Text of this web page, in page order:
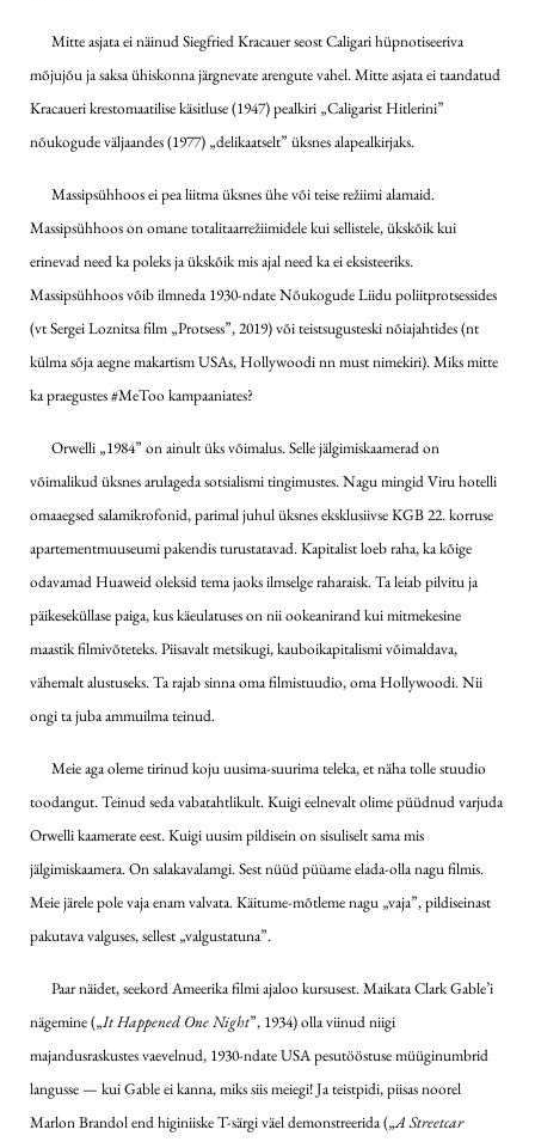
Mitte asjata ei näinud Siegfried Kracauer seost Caligari hüpnotiseeriva
mõjujõu ja saksa ühiskonna järgnevate arengute vahel. Mitte asjata ei taandatud
Kracaueri krestomaatilise käsitluse (1947) pealkiri „Caligarist Hitlerini”
nõukogude väljaandes (1977) „delikaatselt” üksnes alapealkirjaks.
Massipsühhoos ei pea liitma üksnes ühe või teise režiimi alamaid.
Massipsühhoos on omane totalitaarrežiimidele kui sellistele, ükskõik kui
erinevad need ka poleks ja ükskõik mis ajal need ka ei eksisteeriks.
Massipsühhoos võib ilmneda 1930-ndate Nõukogude Liidu poliitprotsessides
(vt Sergei Loznitsa film „Protsess”, 2019) või teistsugusteski nõiajahtides (nt
külma sõja aegne makartism USAs, Hollywoodi nn must nimekiri). Miks mitte
ka praegustes #MeToo kampaaniates?
Orwelli „1984” on ainult üks võimalus. Selle jälgimiskaamerad on
võimalikud üksnes arulageda sotsialismi tingimustes. Nagu mingid Viru hotelli
omaaegsed salamikrofonid, parimal juhul üksnes eksklusiivse KGB 22. korruse
apartementmuuseumi pakendis turustatavad. Kapitalist loeb raha, ka kõige
odavamad Huaweid oleksid tema jaoks ilmselge raharaisk. Ta leiab pilvitu ja
päikeseküllase paiga, kus käeulatuses on nii ookeanirand kui mitmekesine
maastik filmivõteteks. Piisavalt metsikugi, kauboikapitalismi võimaldava,
vähemalt alustuseks. Ta rajab sinna oma filmistuudio, oma Hollywoodi. Nii
ongi ta juba ammuilma teinud.
Meie aga oleme tirinud koju uusima-suurima teleka, et näha tolle stuudio
toodangut. Teinud seda vabatahtlikult. Kuigi eelnevalt olime püüdnud varjuda
Orwelli kaamerate eest. Kuigi uusim pildisein on sisuliselt sama mis
jälgimiskaamera. On salakavalamgi. Sest nüüd püüame elada-olla nagu filmis.
Meie järele pole vaja enam valvata. Käitume-mõtleme nagu „vaja”, pildiseinast
pakutava valguses, sellest „valgustatuna”.
Paar näidet, seekord Ameerika filmi ajaloo kursusest. Maikata Clark Gable’i
nägemine („It Happened One Night”, 1934) olla viinud niigi
majandusraskustes vaevelnud, 1930-ndate USA pesutööstuse müüginumbrid
langusse — kui Gable ei kanna, miks siis meiegi! Ja teistpidi, piisas noorel
Marlon Brandol end higiniiske T-särgi väel demonstreerida („A Streetcar